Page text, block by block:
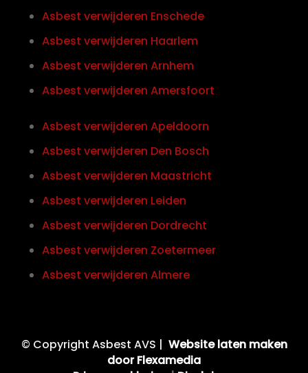
Asbest verwijderen Enschede
Asbest verwijderen Haarlem
Asbest verwijderen Arnhem
Asbest verwijderen Amersfoort
Asbest verwijderen Apeldoorn
Asbest verwijderen Den Bosch
Asbest verwijderen Maastricht
Asbest verwijderen Leiden
Asbest verwijderen Dordrecht
Asbest verwijderen Zoetermeer
Asbest verwijderen Almere
© Copyright Asbest AVS | Website laten maken
door Flexamedia